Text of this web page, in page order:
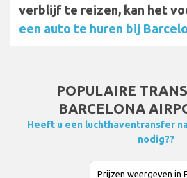
verblijf te reizen, kan het
een auto te huren bij
POPULAIRE
BARCELONA
Heeft u een luchthaventransfer
nodig??